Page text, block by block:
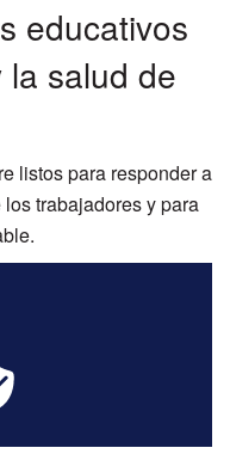
educativos
salud de
listos para responder a
trabajadores y para